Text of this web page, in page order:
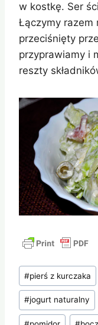
w kostkę. Ser
Łączymy razem
przeciśnięty
przyprawiamy i
reszty
Tagi
wpisu:
#pierś z kurczaka
#jogurt naturalny